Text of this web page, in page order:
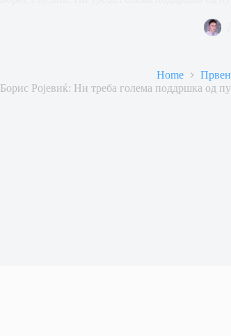
Home
Борис Ројевиќ: Ни треба голема поддршка од